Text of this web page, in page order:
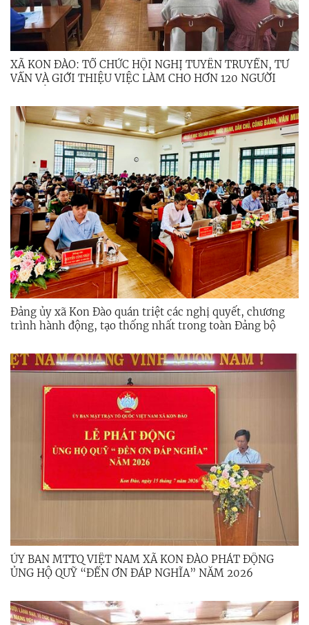
XÃ KON ĐÀO: TỔ CHỨC HỘI NGHỊ TUYÊN TRUYỀN, TƯ
VẤN VÀ GIỚI THIỆU VIỆC LÀM CHO HƠN 120 NGƯỜI
Đảng ủy xã Kon Đào quán triệt các nghị quyết, chương
trình hành động, tạo thống nhất trong toàn Đảng bộ
ỦY BAN MTTQ VIỆT NAM XÃ KON ĐÀO PHÁT ĐỘNG
ỦNG HỘ QUỸ “ĐỀN ƠN ĐÁP NGHĨA” NĂM 2026